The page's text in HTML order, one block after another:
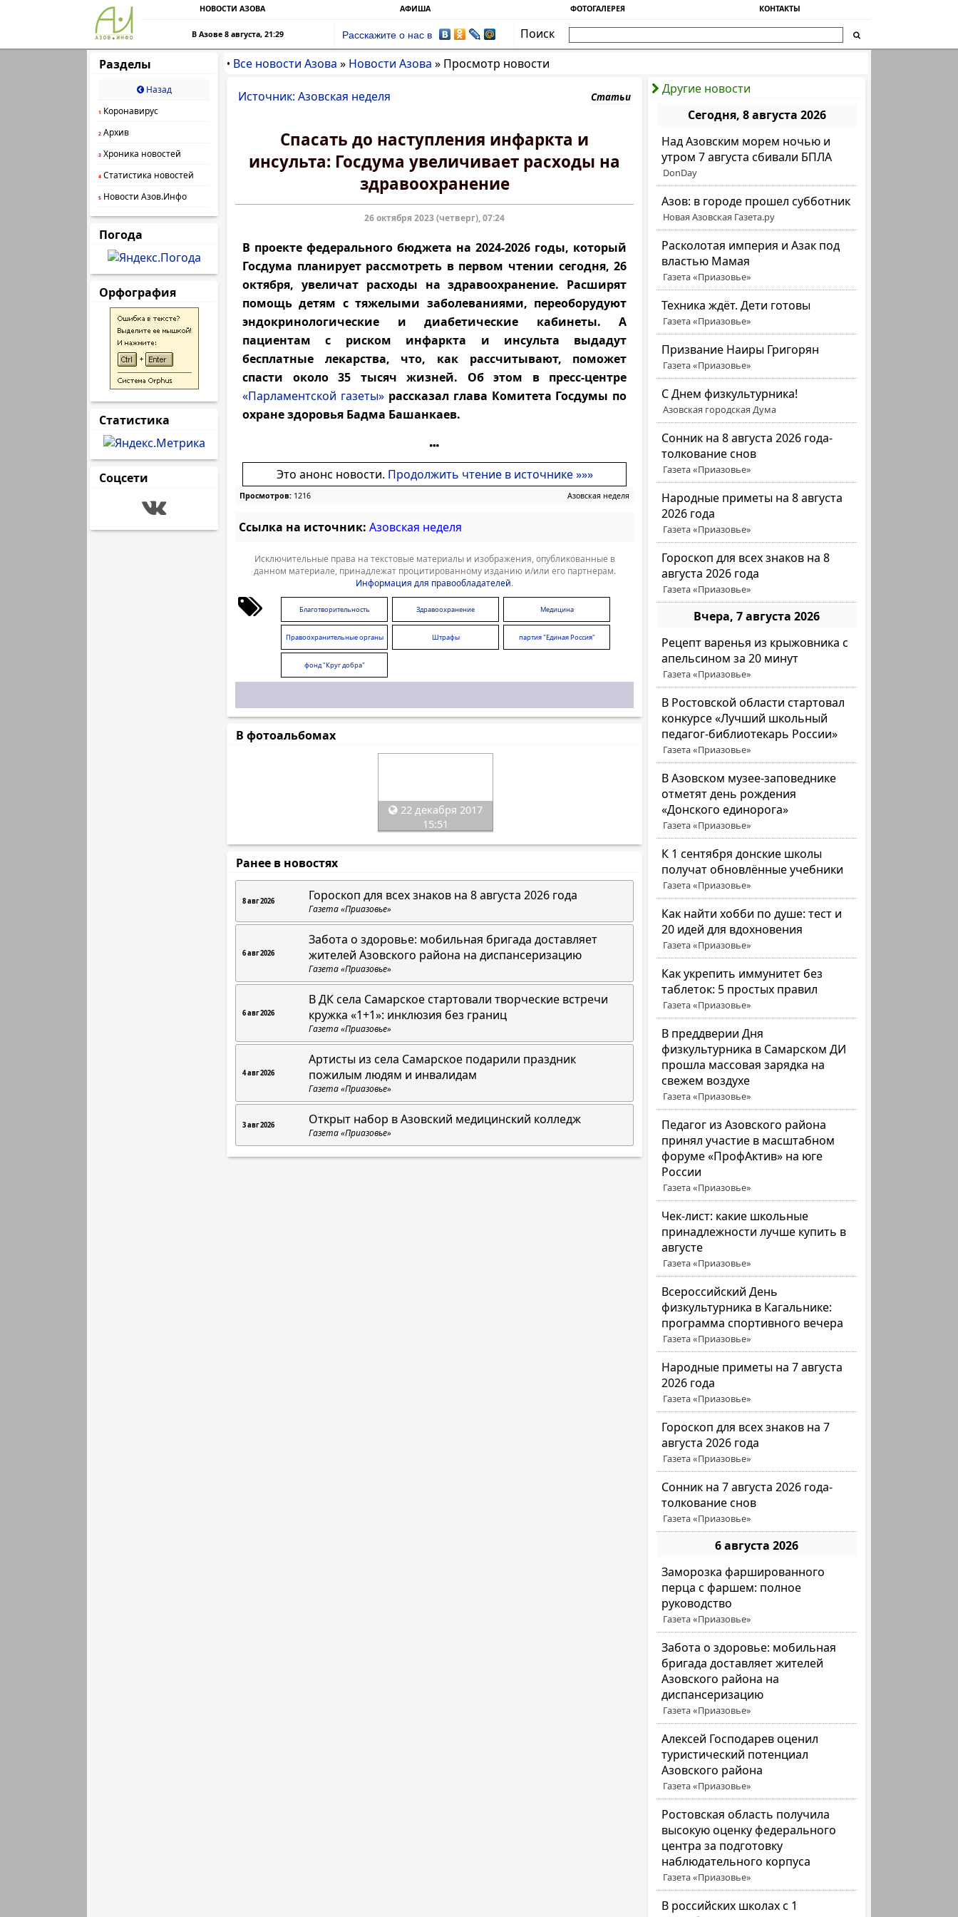
НОВОСТИ АЗОВА АФИША ФОТОГАЛЕРЕЯ КОНТАКТЫ
В Азове 8 августа, 21:29 Расскажите о нас в
Поиск
Разделы
Назад
1 Коронавирус
2 Архив
3 Хроника новостей
4 Статистика новостей
5 Новости Азов.Инфо
Погода
Орфография
Статистика
Соцсети
• Все новости Азова » Новости Азова » Просмотр новости
Другие новости
Сегодня, 8 августа 2026
Над Азовским морем ночью и
утром 7 августа сбивали БПЛА
DonDay
Азов: в городе прошел субботник
Новая Азовская Газета.ру
Расколотая империя и Азак под
властью Мамая
Газета «Приазовье»
Техника ждёт. Дети готовы
Газета «Приазовье»
Призвание Наиры Григорян
Газета «Приазовье»
C Днем физкультурника!
Азовская городская Дума
Сонник на 8 августа 2026 года-
толкование снов
Газета «Приазовье»
Народные приметы на 8 августа
2026 года
Газета «Приазовье»
Гороскоп для всех знаков на 8
августа 2026 года
Газета «Приазовье»
Вчера, 7 августа 2026
Рецепт варенья из крыжовника с
апельсином за 20 минут
Газета «Приазовье»
В Ростовской области стартовал
конкурсе «Лучший школьный
педагог-библиотекарь России»
Газета «Приазовье»
В Азовском музее-заповеднике
отметят день рождения
«Донского единорога»
Газета «Приазовье»
К 1 сентября донские школы
получат обновлённые учебники
Газета «Приазовье»
Как найти хобби по душе: тест и
20 идей для вдохновения
Газета «Приазовье»
Как укрепить иммунитет без
таблеток: 5 простых правил
Газета «Приазовье»
В преддверии Дня
физкультурника в Самарском ДИ
прошла массовая зарядка на
свежем воздухе
Газета «Приазовье»
Педагог из Азовского района
принял участие в масштабном
форуме «ПрофАктив» на юге
России
Газета «Приазовье»
Чек-лист: какие школьные
принадлежности лучше купить в
августе
Газета «Приазовье»
Всероссийский День
физкультурника в Кагальнике:
программа спортивного вечера
Газета «Приазовье»
Народные приметы на 7 августа
2026 года
Газета «Приазовье»
Гороскоп для всех знаков на 7
августа 2026 года
Газета «Приазовье»
Сонник на 7 августа 2026 года-
толкование снов
Газета «Приазовье»
6 августа 2026
Заморозка фаршированного
перца с фаршем: полное
руководство
Газета «Приазовье»
Забота о здоровье: мобильная
бригада доставляет жителей
Азовского района на
диспансеризацию
Газета «Приазовье»
Алексей Господарев оценил
туристический потенциал
Азовского района
Газета «Приазовье»
Ростовская область получила
высокую оценку федерального
центра за подготовку
наблюдательного корпуса
Газета «Приазовье»
В российских школах с 1
Источник: Азовская неделя Статьи
Спасать до наступления инфаркта и
инсульта: Госдума увеличивает расходы на
здравоохранение
26 октября 2023 (четверг), 07:24
В проекте федерального бюджета на 2024-2026 годы, который
Госдума планирует рассмотреть в первом чтении сегодня, 26
октября, увеличат расходы на здравоохранение. Расширят
помощь детям с тяжелыми заболеваниями, переоборудуют
эндокринологические и диабетические кабинеты. А
пациентам с риском инфаркта и инсульта выдадут
бесплатные лекарства, что, как рассчитывают, поможет
спасти около 35 тысяч жизней. Об этом в пресс-центре
«Парламентской газеты»рассказал глава Комитета Госдумы по
охране здоровья Бадма Башанкаев.
Это анонс новости. Продолжить чтение в источнике »»»
Просмотров: 1216 Азовская неделя
Ссылка на источник: Азовская неделя
Исключительные права на текстовые материалы и изображения, опубликованные в
данном материале, принадлежат процитированному изданию и/или его партнерам.
Информация для правообладателей.
Благотворительность Здравоохранение Медицина
Правоохранительные органы Штрафы партия "Единая Россия"
фонд "Круг добра"
В фотоальбомах
22 декабря 2017
15:51
Ранее в новостях
8 авг 2026 Гороскоп для всех знаков на 8 августа 2026 года
Газета «Приазовье»
6 авг 2026
Забота о здоровье: мобильная бригада доставляет
жителей Азовского района на диспансеризацию
Газета «Приазовье»
6 авг 2026
В ДК села Самарское стартовали творческие встречи
кружка «1+1»: инклюзия без границ
Газета «Приазовье»
4 авг 2026
Артисты из села Самарское подарили праздник
пожилым людям и инвалидам
Газета «Приазовье»
3 авг 2026 Открыт набор в Азовский медицинский колледж
Газета «Приазовье»